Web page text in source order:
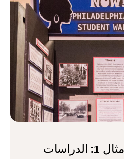
مشروع عرض مثال 1: الدراسات